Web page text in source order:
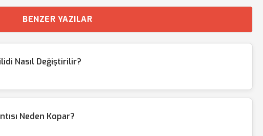
BENZER YAZILAR
Nasıl Değiştirilir?
Neden Kopar?